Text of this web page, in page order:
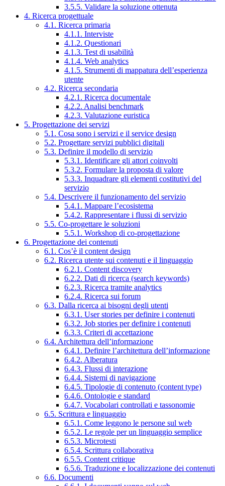
3.5.5. Validare la soluzione ottenuta
4. Ricerca progettuale
4.1. Ricerca primaria
4.1.1. Interviste
4.1.2. Questionari
4.1.3. Test di usabilità
4.1.4. Web analytics
4.1.5. Strumenti di mappatura dell’esperienza
utente
4.2. Ricerca secondaria
4.2.1. Ricerca documentale
4.2.2. Analisi benchmark
4.2.3. Valutazione euristica
5. Progettazione dei servizi
5.1. Cosa sono i servizi e il service design
5.2. Progettare servizi pubblici digitali
5.3. Definire il modello di servizio
5.3.1. Identificare gli attori coinvolti
5.3.2. Formulare la proposta di valore
5.3.3. Inquadrare gli elementi costitutivi del
servizio
5.4. Descrivere il funzionamento del servizio
5.4.1. Mappare l’ecosistema
5.4.2. Rappresentare i flussi di servizio
5.5. Co-progettare le soluzioni
5.5.1. Workshop di co-progettazione
6. Progettazione dei contenuti
6.1. Cos’è il content design
6.2. Ricerca utente sui contenuti e il linguaggio
6.2.1. Content discovery
6.2.2. Dati di ricerca (search keywords)
6.2.3. Ricerca tramite analytics
6.2.4. Ricerca sui forum
6.3. Dalla ricerca ai bisogni degli utenti
6.3.1. User stories per definire i contenuti
6.3.2. Job stories per definire i contenuti
6.3.3. Criteri di accettazione
6.4. Architettura dell’informazione
6.4.1. Definire l’architettura dell’informazione
6.4.2. Alberatura
6.4.3. Flussi di interazione
6.4.4. Sistemi di navigazione
6.4.5. Tipologie di contenuto (content type)
6.4.6. Ontologie e standard
6.4.7. Vocabolari controllati e tassonomie
6.5. Scrittura e linguaggio
6.5.1. Come leggono le persone sul web
6.5.2. Le regole per un linguaggio semplice
6.5.3. Microtesti
6.5.4. Scrittura collaborativa
6.5.5. Content critique
6.5.6. Traduzione e localizzazione dei contenuti
6.6. Documenti